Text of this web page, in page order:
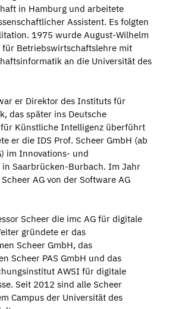
in Hamburg und arbeitete
Assistent. Es folgten
1975 wurde August-Wilhelm
für Betriebswirtschaftslehre mit
an die Universität des
er Direktor des Instituts für
das später ins Deutsche
Künstliche Intelligenz überführt
er die IDS Prof. Scheer GmbH (ab
im Innovations- und
in Saarbrücken-Burbach. Im Jahr
AG von der Software AG
Scheer die imc AG für digitale
gründete er das
Scheer GmbH, das
Scheer PAS GmbH und das
AWSI für digitale
Seit 2012 sind alle Scheer
Campus der Universität des